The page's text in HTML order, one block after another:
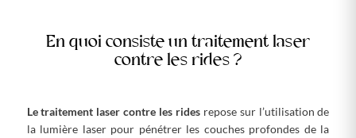
En quoi consiste un traitement laser
contre les rides ?
Le traitement laser contre les ridesrepose sur l’utilisation de
la lumière laser pour pénétrer les couches profondes de la